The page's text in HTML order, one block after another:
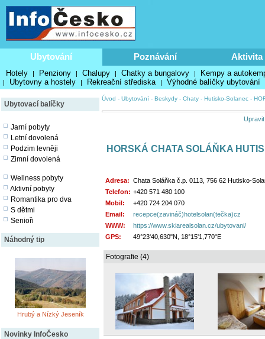
Ubytování Poznávání Aktivita
Hotely | Penziony | Chalupy | Chatky a bungalovy | Kempy a
| Ubytovny a hostely | Rekreační střediska | Výhodné balíčky ubytování
Ubytovací balíčky
Jarní pobyty
Letní dovolená
Podzim levněji
Zimní dovolená
Wellness pobyty
Aktivní pobyty
Romantika pro dva
S dětmi
Senioři
Náhodný tip
Hrubý a Nízký Jeseník
Novinky InfoČesko
Úvod - Ubytování - Beskydy - Chaty - Hutisko-Solanec -
HORSKÁ CHATA SOLÁŇKA
Adresa: Chata Soláňka č.p. 0113, 756 62 Hutisko-
Telefon: +420 571 480 100
Mobil:
+420 724 204 070
Email:
recepce(zavináč)hotelsolan(tečka)cz
WWW:
https://www.skiarealsolan.cz/ubytovani/
GPS:
49°23'40,630"N, 18°15'1,770"E
Fotografie (4)